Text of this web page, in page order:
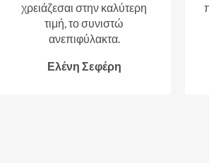
χρειάζεσαι στην καλύτερη
τιμή, το συνιστώ
ανεπιφύλακτα.
Ελένη Σεφέρη